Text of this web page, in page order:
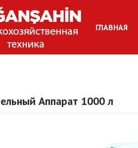
ГЛАВНАЯ
Аппарат 1000 л